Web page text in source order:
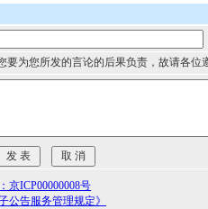
要为您所发的言论的后果负责，故请各位
京ICP00000008号
公告服务管理规定》